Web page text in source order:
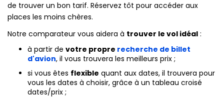
de trouver un bon tarif. Réservez tôt pour accéder aux
places les moins chères.
Notre comparateur vous aidera à trouver le vol idéal :
à partir de votre propre recherche de billet
d'avion, il vous trouvera les meilleurs prix ;
si vous êtes flexible quant aux dates, il trouvera pour
vous les dates à choisir, grâce à un tableau croisé
dates/prix ;